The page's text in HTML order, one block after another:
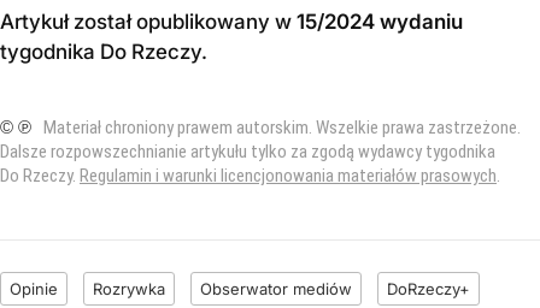
Artykuł został opublikowany w 15/2024 wydaniu
tygodnika Do Rzeczy.
© ℗ Materiał chroniony prawem autorskim. Wszelkie prawa zastrzeżone.
Dalsze rozpowszechnianie artykułu tylko za zgodą wydawcy tygodnika
Do Rzeczy. Regulamin i warunki licencjonowania materiałów prasowych.
Opinie Rozrywka Obserwator mediów DoRzeczy+